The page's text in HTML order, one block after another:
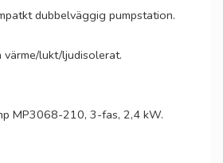
dubbelväggig pumpstation.
lukt/ljudisolerat.
MP3068-210, 3-fas, 2,4 kW.